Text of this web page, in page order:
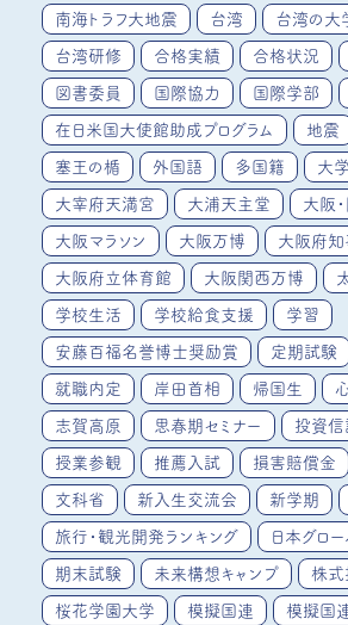
南海トラフ大地震 台湾 台湾の大
台湾研修 合格実績 合格状況
図書委員 国際協力 国際学部
在日米国大使館助成プログラム 地震
塞王の楯 外国語 多国籍 大学
大宰府天満宮 大浦天主堂 大阪
大阪マラソン 大阪万博 大阪府知
大阪府立体育館 大阪関西万博
学校生活 学校給食支援 学習
安藤百福名誉博士奨励賞 定期試験
就職内定 岸田首相 帰国生
志賀高原 思春期セミナー 投資信
授業参観 推薦入試 損害賠償金
文科省 新入生交流会 新学期
旅行・観光開発ランキング 日本グロ
期末試験 未来構想キャンプ 株式
桜花学園大学 模擬国連 模擬国